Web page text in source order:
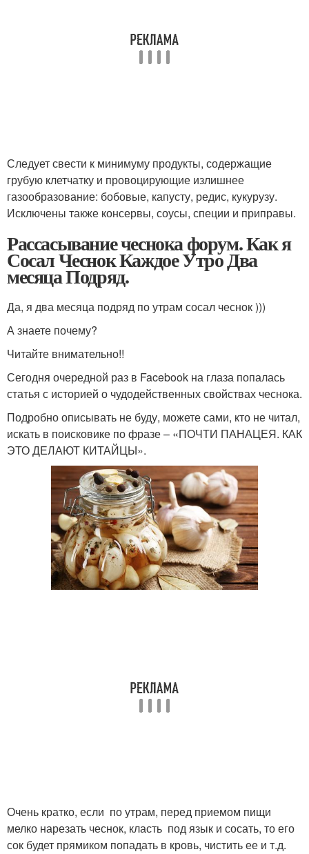
Следует свести к минимуму продукты, содержащие
грубую клетчатку и провоцирующие излишнее
газообразование: бобовые, капусту, редис, кукурузу.
Исключены также консервы, соусы, специи и приправы.
Рассасывание чеснока форум. Как я
Сосал Чеснок Каждое Утро Два
месяца Подряд.
Да, я два месяца подряд по утрам сосал чеснок )))
А знаете почему?
Читайте внимательно!!
Сегодня очередной раз в Facebook на глаза попалась
статья с историей о чудодейственных свойствах чеснока.
Подробно описывать не буду, можете сами, кто не читал,
искать в поисковике по фразе – «ПОЧТИ ПАНАЦЕЯ. КАК
ЭТО ДЕЛАЮТ КИТАЙЦЫ».
Очень кратко, если по утрам, перед приемом пищи
мелко нарезать чеснок, класть под язык и сосать, то его
сок будет прямиком попадать в кровь, чистить ее и т.д.